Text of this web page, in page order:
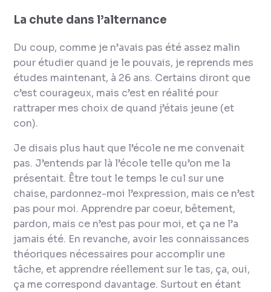
La chute dans l’alternance
Du coup, comme je n’avais pas été assez malin
pour étudier quand je le pouvais, je reprends mes
études maintenant, à 26 ans. Certains diront que
c’est courageux, mais c’est en réalité pour
rattraper mes choix de quand j’étais jeune (et
con).
Je disais plus haut que l’école ne me convenait
pas. J’entends par là l’école telle qu’on me la
présentait. Être tout le temps le cul sur une
chaise, pardonnez-moi l’expression, mais ce n’est
pas pour moi. Apprendre par coeur, bêtement,
pardon, mais ce n’est pas pour moi, et ça ne l’a
jamais été. En revanche, avoir les connaissances
théoriques nécessaires pour accomplir une
tâche, et apprendre réellement sur le tas, ça, oui,
ça me correspond davantage. Surtout en étant